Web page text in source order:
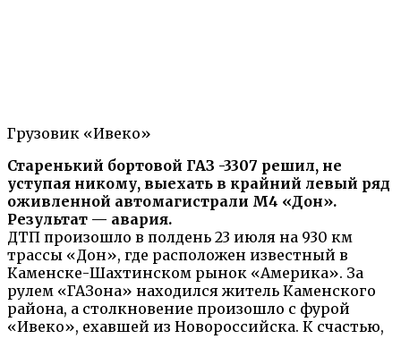
Грузовик «Ивеко»
Старенький бортовой ГАЗ -3307 решил, не
уступая никому, выехать в крайний левый ряд
оживленной автомагистрали М4 «Дон».
Результат — авария.
ДТП произошло в полдень 23 июля на 930 км
трассы «Дон», где расположен известный в
Каменске-Шахтинском рынок «Америка». За
рулем «ГАЗона» находился житель Каменского
района, а столкновение произошло с фурой
«Ивеко», ехавшей из Новороссийска. К счастью,